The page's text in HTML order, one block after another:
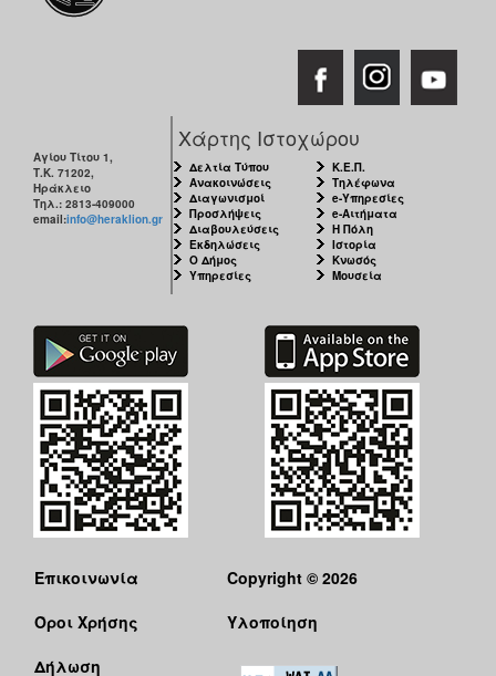
Αγίου Τίτου 1,
Τ.Κ. 71202,
Ηράκλειο
Τηλ.: 2813-409000
email:info@heraklion.gr
Χάρτης Ιστοχώρου
Δελτία Τύπου
Ανακοινώσεις
Διαγωνισμοί
Προσλήψεις
Διαβουλεύσεις
Εκδηλώσεις
Ο Δήμος
Υπηρεσίες
Κ.Ε.Π.
Τηλέφωνα
e-Υπηρεσίες
e-Αιτήματα
Η Πόλη
Ιστορία
Κνωσός
Μουσεία
Επικοινωνία
Όροι Χρήσης
Δήλωση
Copyright © 2026
Υλοποίηση